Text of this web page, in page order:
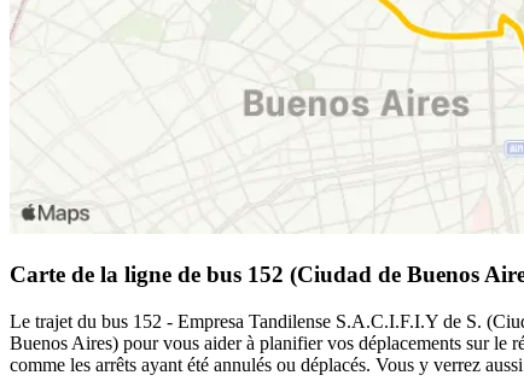
Carte de la ligne de bus 152 (Ciudad de Buenos
Le trajet du bus 152 - Empresa Tandilense S.A.C.I.F.I.Y de S.
Buenos Aires) pour vous aider à planifier vos déplacements sur le
comme les arrêts ayant été annulés ou déplacés. Vous y verrez